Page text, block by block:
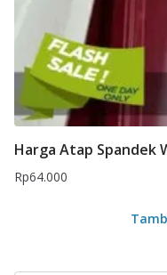
Harga Atap Spandek
Rp64.000